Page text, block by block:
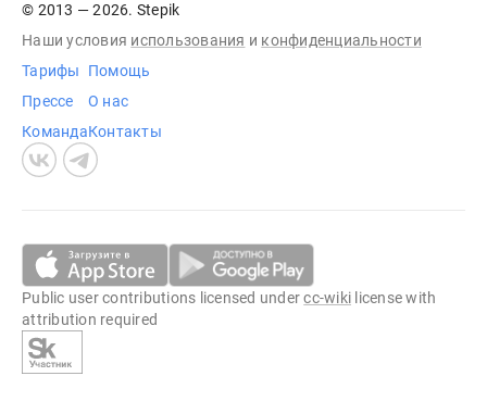
© 2013 — 2026. Stepik
Наши условия использования и конфиденциальности
Тарифы
Прессе
Команда
Помощь
О нас
Контакты
Public user contributions licensed undercc-wiki license with
attribution required